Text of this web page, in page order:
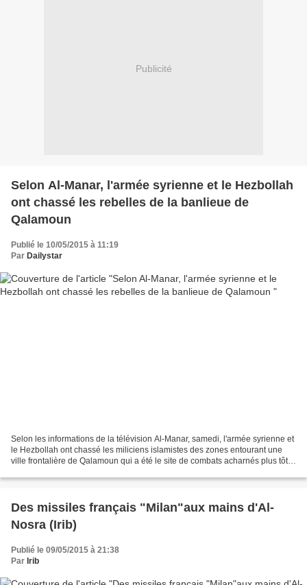
Publicité
Selon Al-Manar, l'armée syrienne et le Hezbollah
ont chassé les rebelles de la banlieue de
Qalamoun
Publié le 10/05/2015 à 11:19
Par Dailystar
Selon les informations de la télévision Al-Manar, samedi, l'armée syrienne et
le Hezbollah ont chassé les miliciens islamistes des zones entourant une
ville frontalière de Qalamoun qui a été le site de combats acharnés plus tôt
Des missiles français "Milan"aux mains d'Al-
Nosra (Irib)
Publié le 09/05/2015 à 21:38
Par Irib